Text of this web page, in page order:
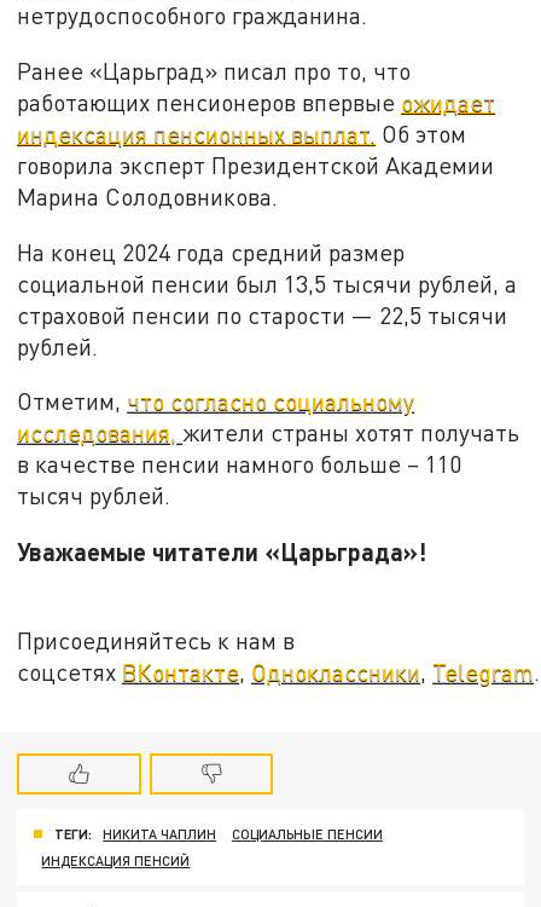
нетрудоспособного гражданина.
Ранее «Царьград» писал про то, что
работающих пенсионеров впервые ожидает
индексация пенсионных выплат. Об этом
говорила эксперт Президентской Академии
Марина Солодовникова.
На конец 2024 года средний размер
социальной пенсии был 13,5 тысячи рублей, а
страховой пенсии по старости — 22,5 тысячи
рублей.
Отметим, что согласно социальному
исследования, жители страны хотят получать
в качестве пенсии намного больше – 110
тысяч рублей.
Уважаемые читатели «Царьграда»!
Присоединяйтесь к нам в
соцсетях ВКонтакте Одноклассники Telegram
ТЕГИ: НИКИТА ЧАПЛИН
СОЦИАЛЬНЫЕ ПЕНСИИ
ИНДЕКСАЦИЯ ПЕНСИЙ